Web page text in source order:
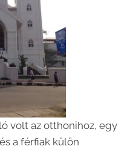
volt az otthonihoz, egy
a férfiak külön